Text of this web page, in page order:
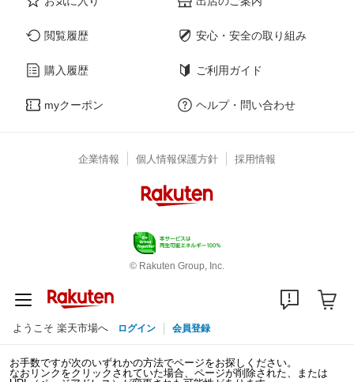
閲覧履歴
購入履歴
myクーポン
安心・安全の取り組み
ご利用ガイド
ヘルプ・問い合わせ
企業情報 個人情報保護方針 採用情報
© Rakuten Group, Inc.
ようこそ 楽天市場へ ログイン 会員登録
お手数ですが次のいずれかの方法でページをお探しください。
なおリンクをクリックされていた場合、ページが削除された、または